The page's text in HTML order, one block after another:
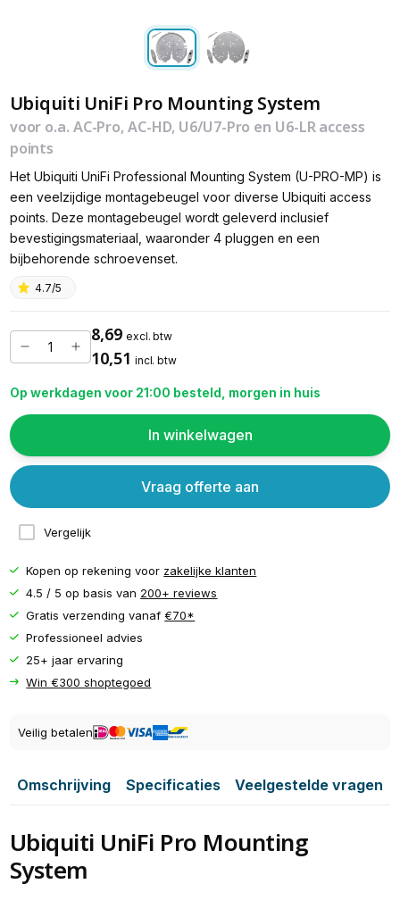
Ubiquiti UniFi Pro Mounting System
voor o.a. AC-Pro, AC-HD, U6/U7-Pro en U6-LR access
points
Het Ubiquiti UniFi Professional Mounting System (U-PRO-MP) is
een veelzijdige montagebeugel voor diverse Ubiquiti access
points. Deze montagebeugel wordt geleverd inclusief
bevestigingsmateriaal, waaronder 4 pluggen en een
bijbehorende schroevenset.
4.7/5
8,69 excl. btw
10,51 incl. btw
Op werkdagen voor 21:00 besteld, morgen in huis
In winkelwagen
Vergelijk
Vraag offerte aan
Kopen op rekening voor zakelijke klanten
4.5 / 5 op basis van 200+ reviews
Gratis verzending vanaf€70*
Professioneel advies
25+ jaar ervaring
Win €300 shoptegoed
Veilig betalen
Omschrijving Specificaties Veelgestelde vragen
Ubiquiti UniFi Pro Mounting
System